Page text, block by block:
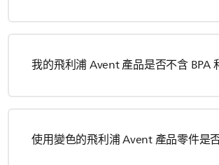
我的飛利浦 Avent 產品是否不含 BPA
使用變色的飛利浦 Avent 產品零件是